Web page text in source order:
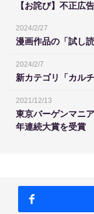
【お詫び】不正広
2024/2/27
漫画作品の「試し
2024/2/7
新カテゴリ「カル
2021/12/13
東京バーゲンマニ
年連続大賞を受賞